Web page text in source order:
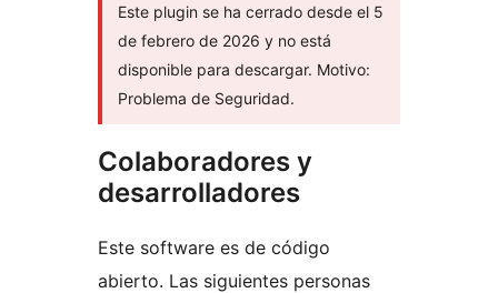
Este plugin se ha cerrado desde el 5
de febrero de 2026 y no está
disponible para descargar. Motivo:
Problema de Seguridad.
Colaboradores y
desarrolladores
Este software es de código
abierto. Las siguientes personas